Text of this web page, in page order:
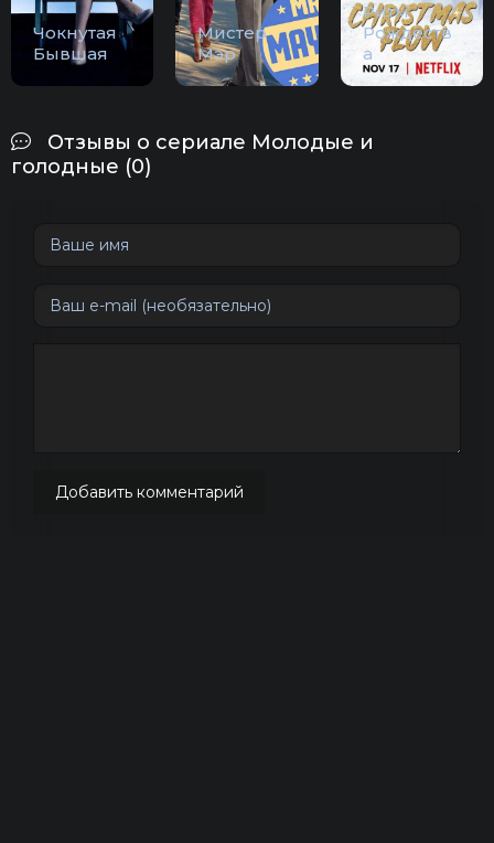
Чокнутая
Бывшая
Мистер
Мэр
Ритм
Рождеств
а
Отзывы о сериале Молодые и
голодные (0)
Добавить комментарий